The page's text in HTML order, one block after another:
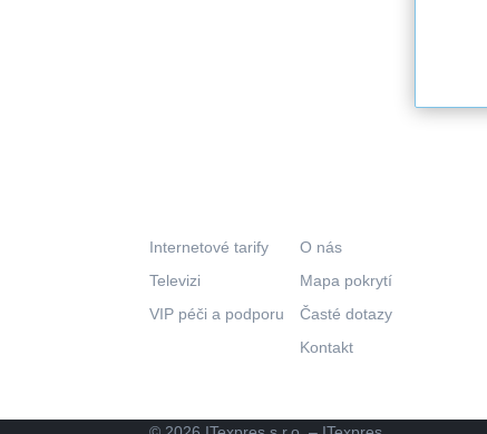
Internetové tarify
Televizi
VIP péči a podporu
O nás
Mapa pokrytí
Časté dotazy
Kontakt